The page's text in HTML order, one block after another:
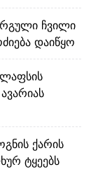
ჩვილი
დაიწყო
ქარის
ტყეებს